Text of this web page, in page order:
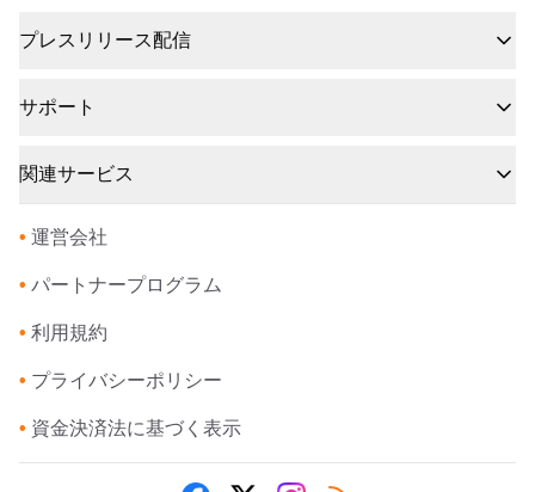
プレスリリース配信
サポート
関連サービス
• 運営会社
• パートナープログラム
• 利用規約
• プライバシーポリシー
• 資金決済法に基づく表示